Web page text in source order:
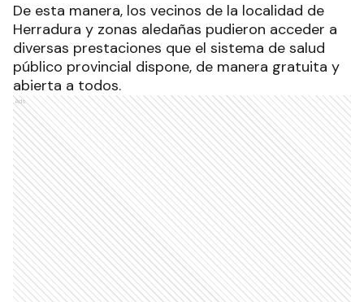
De esta manera, los vecinos de la localidad de
Herradura y zonas aledañas pudieron acceder a
diversas prestaciones que el sistema de salud
público provincial dispone, de manera gratuita y
abierta a todos.
Ads